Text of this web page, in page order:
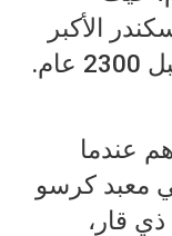
الأكبر
عندما
معبد كرسو
قار،